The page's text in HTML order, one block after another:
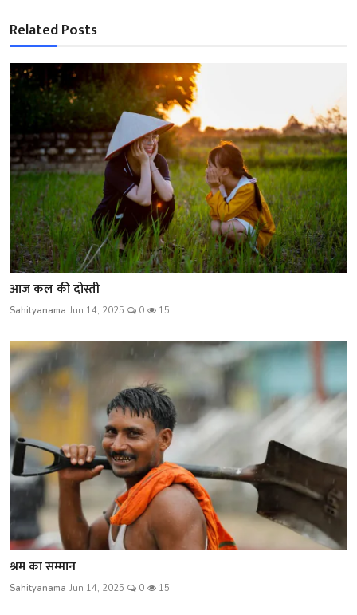
Related Posts
आज कल की दोस्ती
Sahityanama Jun 14, 2025 0 15
श्रम का सम्मान
Sahityanama Jun 14, 2025 0 15